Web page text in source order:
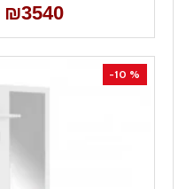
₪3540
-10 %